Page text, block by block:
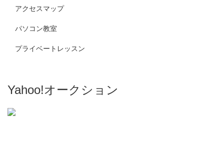
アクセスマップ
パソコン教室
プライベートレッスン
Yahoo!オークション